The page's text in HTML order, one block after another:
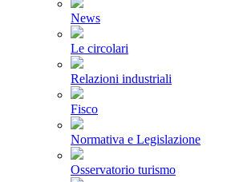
News
Le circolari
Relazioni industriali
Fisco
Normativa e Legislazione
Osservatorio turismo